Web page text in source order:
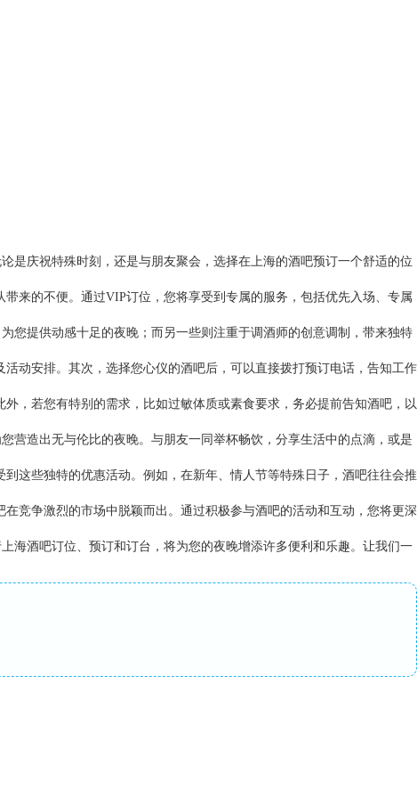
是庆祝特殊时刻，还是与朋友聚会，选择在上海的酒吧预订一个舒适的位
来的不便。通过VIP订位，您将享受到专属的服务，包括优先入场、专属
您提供动感十足的夜晚；而另一些则注重于调酒师的创意调制，带来独特
动安排。其次，选择您心仪的酒吧后，可以直接拨打预订电话，告知工作
，若您有特别的需求，比如过敏体质或素食要求，务必提前告知酒吧，以
营造出无与伦比的夜晚。与朋友一同举杯畅饮，分享生活中的点滴，或是
这些独特的优惠活动。例如，在新年、情人节等特殊日子，酒吧往往会推
竞争激烈的市场中脱颖而出。通过积极参与酒吧的活动和互动，您将更深
海酒吧订位、预订和订台，将为您的夜晚增添许多便利和乐趣。让我们一